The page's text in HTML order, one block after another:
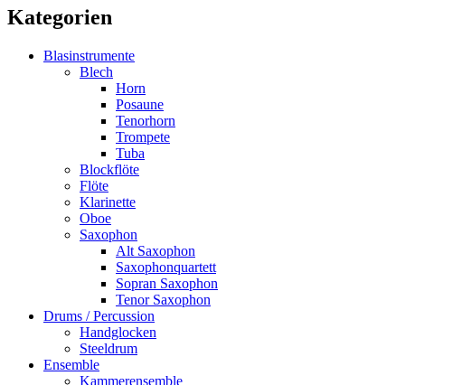
Kategorien
Blasinstrumente
Blech
Horn
Posaune
Tenorhorn
Trompete
Tuba
Blockflöte
Flöte
Klarinette
Oboe
Saxophon
Alt Saxophon
Saxophonquartett
Sopran Saxophon
Tenor Saxophon
Drums / Percussion
Handglocken
Steeldrum
Ensemble
Kammerensemble